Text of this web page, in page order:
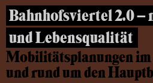
Bahnhofsviertel 2.0
und Lebensqualität
Mobilitätsplanungen
und rund um den